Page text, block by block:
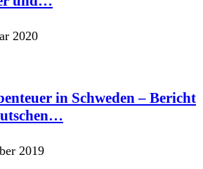
2020
in Schweden – Bericht
2019